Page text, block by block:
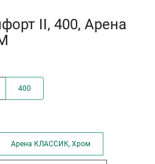
II, 400, Арена
400
Арена КЛАССИК, Хром